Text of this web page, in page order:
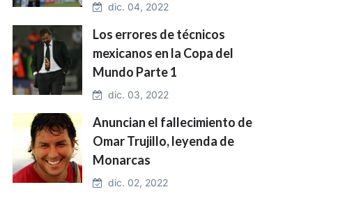
dic. 04, 2022
Los errores de técnicos
mexicanos en la Copa del
Mundo Parte 1
dic. 03, 2022
Anuncian el fallecimiento de
Omar Trujillo, leyenda de
Monarcas
dic. 02, 2022